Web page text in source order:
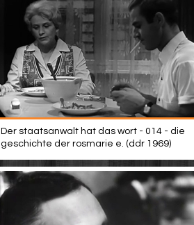
Der staatsanwalt hat das wort - 014 - die
geschichte der rosmarie e. (ddr 1969)